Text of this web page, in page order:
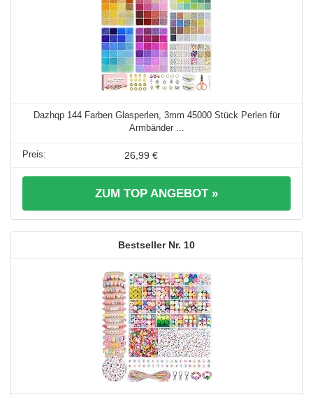
Dazhqp 144 Farben Glasperlen, 3mm 45000 Stück Perlen für
Armbänder ...
26,99 €
ZUM TOP ANGEBOT »
10